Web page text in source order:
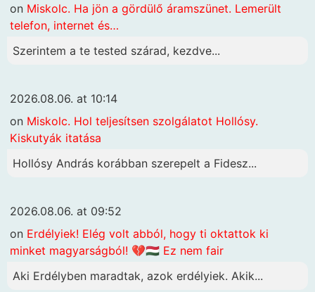
on Miskolc. Ha jön a gördülő áramszünet. Lemerült
telefon, internet és…
Szerintem a te tested szárad, kezdve...
2026.08.06. at 10:14
on Miskolc. Hol teljesítsen szolgálatot Hollósy.
Kiskutyák itatása
Hollósy András korábban szerepelt a Fidesz...
2026.08.06. at 09:52
on Erdélyiek! Elég volt abból, hogy ti oktattok ki
minket magyarságból! 💔🇭🇺 Ez nem fair
Aki Erdélyben maradtak, azok erdélyiek. Akik...